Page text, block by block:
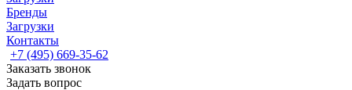
Бренды
Загрузки
Контакты
+7 (495) 669-35-62
Заказать звонок
Задать вопрос